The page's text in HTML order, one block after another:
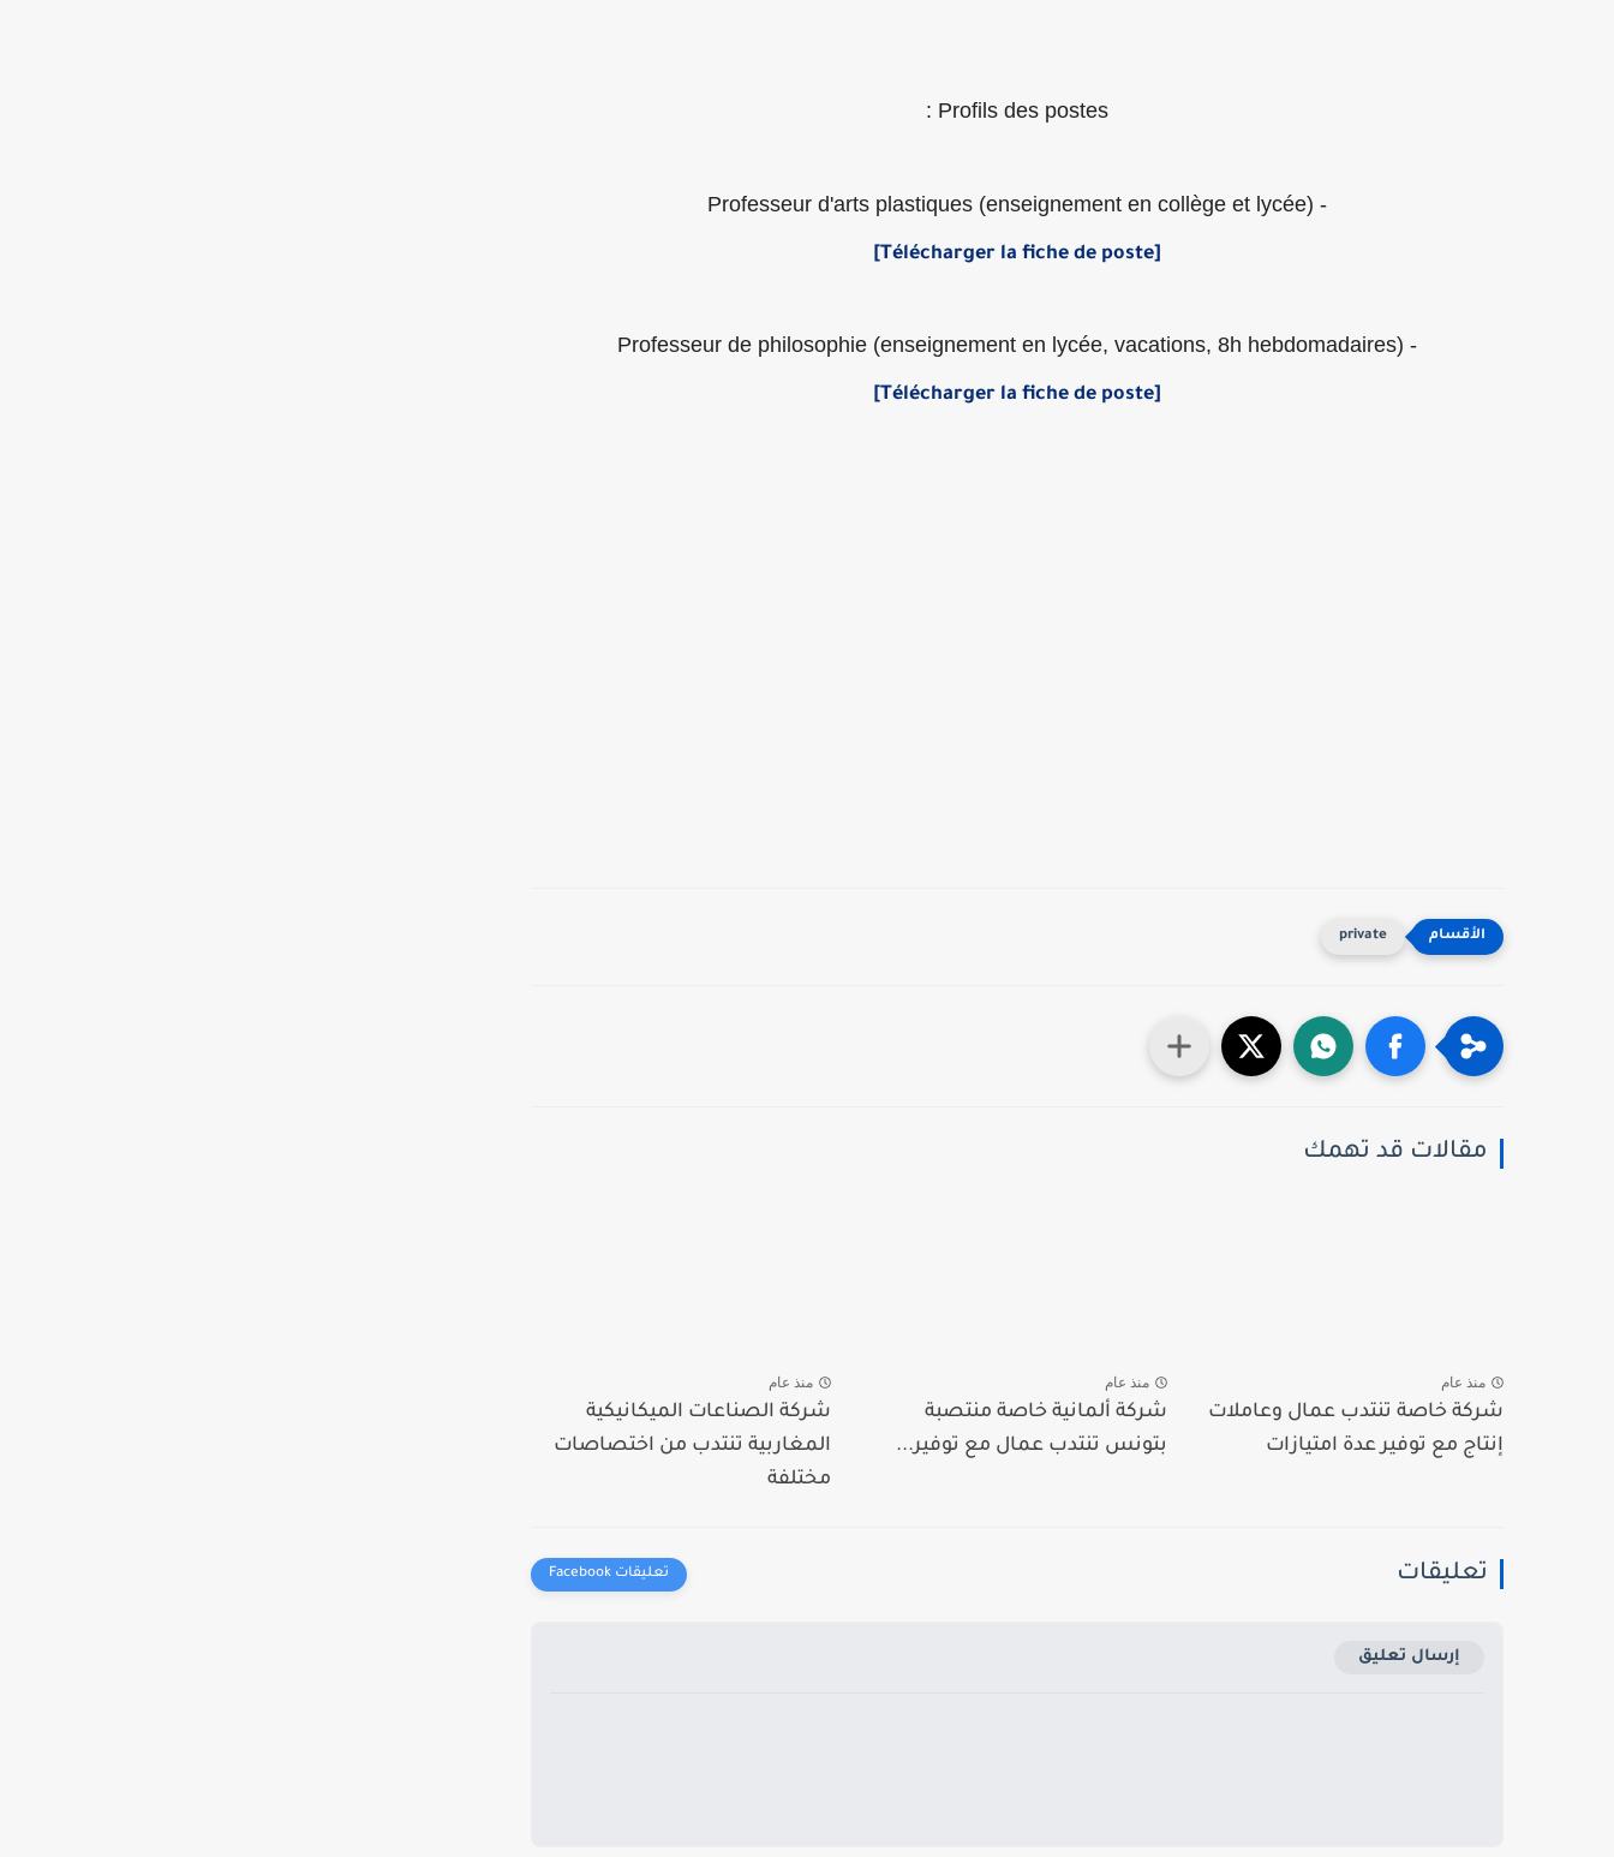
Profils des postes :
- Professeur d'arts plastiques (enseignement en collège et lycée)
[Télécharger la fiche de poste]
- Professeur de philosophie (enseignement en lycée, vacations, 8h hebdomadaires)
[Télécharger la fiche de poste]
private
مقالات قد تهمك
منذ عام
شركة خاصة تنتدب عمال وعاملات
إنتاج مع توفير عدة امتيازات
منذ عام
شركة ألمانية خاصة منتصبة
بتونس تنتدب عمال مع توفير...
منذ عام
شركة الصناعات الميكانيكية
المغاربية تنتدب من اختصاصات
مختلفة
تعليقات
إرسال تعليق